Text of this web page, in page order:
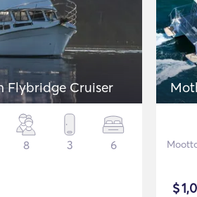
Flybridge Cruiser
8 3 6
$